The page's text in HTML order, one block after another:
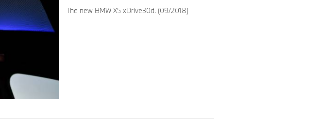
The new BMW X5 xDrive30d. (09/2018)